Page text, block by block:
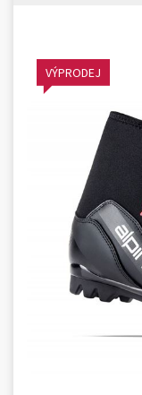
VÝPRODEJ